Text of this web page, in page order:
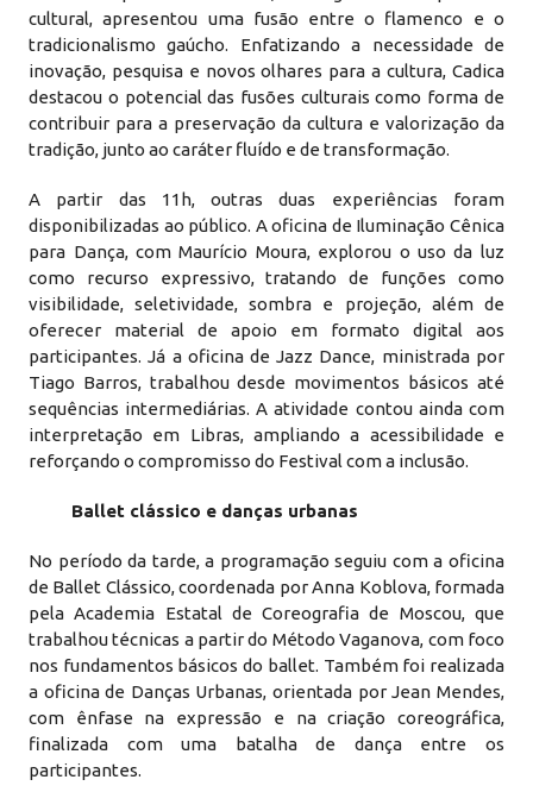
cultural, apresentou uma fusão entre o flamenco e o
tradicionalismo gaúcho. Enfatizando a necessidade de
inovação, pesquisa e novos olhares para a cultura, Cadica
destacou o potencial das fusões culturais como forma de
contribuir para a preservação da cultura e valorização da
tradição, junto ao caráter fluído e de transformação.
A partir das 11h, outras duas experiências foram
disponibilizadas ao público. A oficina de Iluminação Cênica
para Dança, com Maurício Moura, explorou o uso da luz
como recurso expressivo, tratando de funções como
visibilidade, seletividade, sombra e projeção, além de
oferecer material de apoio em formato digital aos
participantes. Já a oficina de Jazz Dance, ministrada por
Tiago Barros, trabalhou desde movimentos básicos até
sequências intermediárias. A atividade contou ainda com
interpretação em Libras, ampliando a acessibilidade e
reforçando o compromisso do Festival com a inclusão.
Ballet clássico e danças urbanas
No período da tarde, a programação seguiu com a oficina
de Ballet Clássico, coordenada por Anna Koblova, formada
pela Academia Estatal de Coreografia de Moscou, que
trabalhou técnicas a partir do Método Vaganova, com foco
nos fundamentos básicos do ballet. Também foi realizada
a oficina de Danças Urbanas, orientada por Jean Mendes,
com ênfase na expressão e na criação coreográfica,
finalizada com uma batalha de dança entre os
participantes.